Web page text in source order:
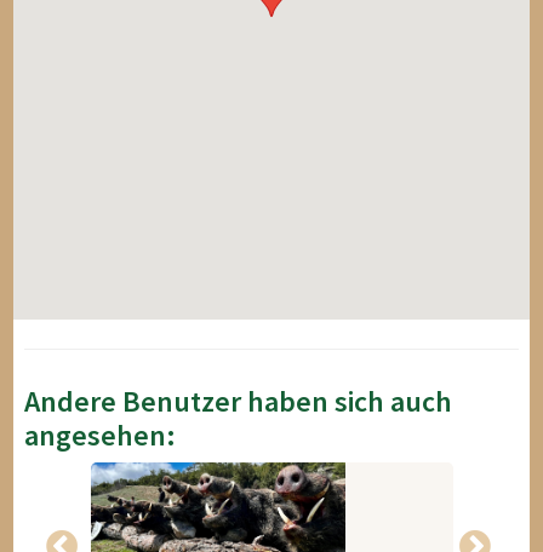
Andere Benutzer haben sich auch
angesehen: